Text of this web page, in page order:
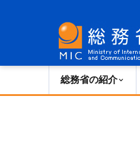
総務省の紹介